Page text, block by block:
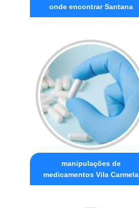
onde encontrar Santana
manipulações de
medicamentos Vila Carmela